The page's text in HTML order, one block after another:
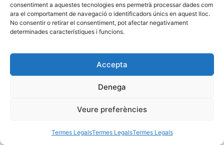
consentiment a aquestes tecnologies ens permetrà processar dades com
ara el comportament de navegació o identificadors únics en aquest lloc.
No consentir o retirar el consentiment, pot afectar negativament
determinades característiques i funcions.
Accepta
Denega
Veure preferències
Termes LegalsTermes LegalsTermes Legals
Disseny webGescic.com Termes Legals